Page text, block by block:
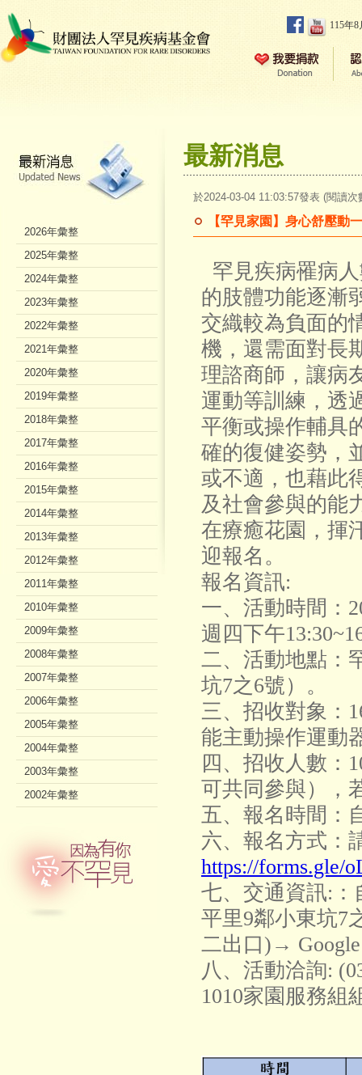
115年
最新消息
於2024-03-04 11:03:57發表 (閱讀次
【罕見家園】身心舒壓動
罕見疾病罹病
的肢體功能逐漸
交織較為負面的
機，還需面對長
理諮商師，讓病
運動等訓練，透
平衡或操作輔具
確的復健姿勢，
或不適，也藉此
及社會參與的能
在療癒花園，揮
迎報名。
報名資訊:
一、活動時間：
週四下午
二、活動地點：
坑7之6號）。
三、招收對象：
能主動操作運動
四、招收人數：
可共同參與），
五、報名時間：
六、報名方式：
https://forms.gle/
七、交通資訊:：
平里9鄰小東坑7
二出口)→
八、活動洽詢:
1010家園服務組
2026年彙整
2025年彙整
2024年彙整
2023年彙整
2022年彙整
2021年彙整
2020年彙整
2019年彙整
2018年彙整
2017年彙整
2016年彙整
2015年彙整
2014年彙整
2013年彙整
2012年彙整
2011年彙整
2010年彙整
2009年彙整
2008年彙整
2007年彙整
2006年彙整
2005年彙整
2004年彙整
2003年彙整
2002年彙整